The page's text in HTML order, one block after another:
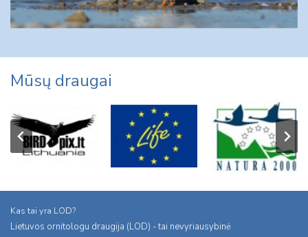
Mūsų draugai
Kas tai yra LOD?
Lietuvos ornitologu draugija (LOD) - tai nevyriausybinė